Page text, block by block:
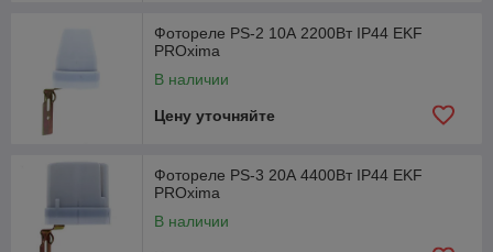
Фотореле PS-2 10А 2200Вт IP44 EKF
PROxima
В наличии
Цену уточняйте
Фотореле PS-3 20А 4400Вт IP44 EKF
PROxima
В наличии